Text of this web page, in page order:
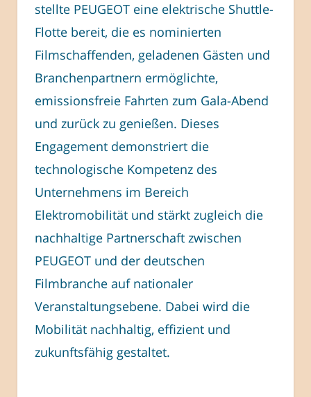
stellte PEUGEOT eine elektrische Shuttle-
Flotte bereit, die es nominierten
Filmschaffenden, geladenen Gästen und
Branchenpartnern ermöglichte,
emissionsfreie Fahrten zum Gala-Abend
und zurück zu genießen. Dieses
Engagement demonstriert die
technologische Kompetenz des
Unternehmens im Bereich
Elektromobilität und stärkt zugleich die
nachhaltige Partnerschaft zwischen
PEUGEOT und der deutschen
Filmbranche auf nationaler
Veranstaltungsebene. Dabei wird die
Mobilität nachhaltig, effizient und
zukunftsfähig gestaltet.